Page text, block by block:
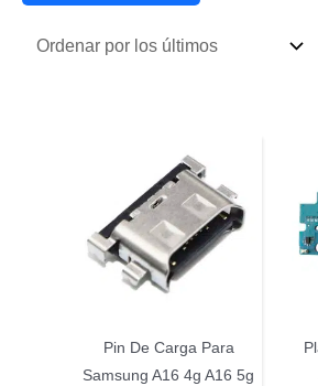
Pin De Carga Para
Samsung A16 4g A16 5g